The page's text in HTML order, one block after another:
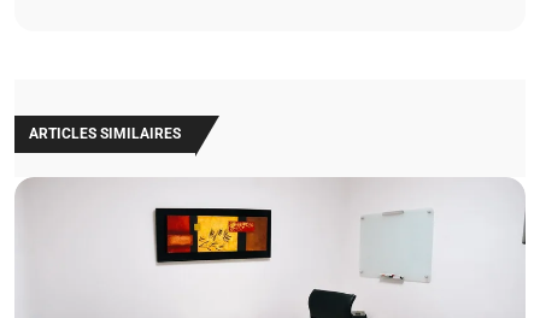
ARTICLES SIMILAIRES